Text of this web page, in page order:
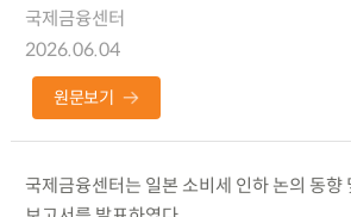
국제금융센터
2026.06.04
원문보기
국제금융센터는 일본 소비세 인하 논의 동향